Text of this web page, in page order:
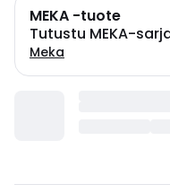
MEKA -tuote
Tutustu MEKA-
Meka